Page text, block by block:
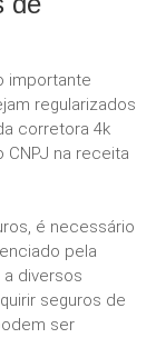
importante
regularizados
corretora 4k
CNPJ na receita
é necessário
pela
a diversos
seguros de
ser